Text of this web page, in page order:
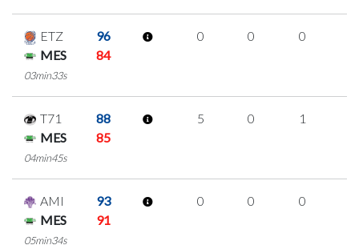
ETZ
96
MES
84
03min33s
0 0 0
T71
88
MES
85
04min45s
5 0 1
AMI
93
MES
91
05min34s
0 0 0